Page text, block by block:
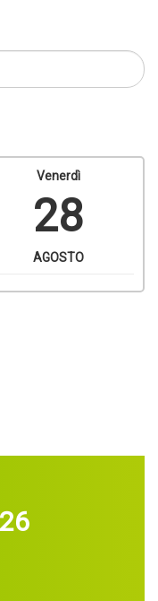
Venerdì
28
AGOSTO